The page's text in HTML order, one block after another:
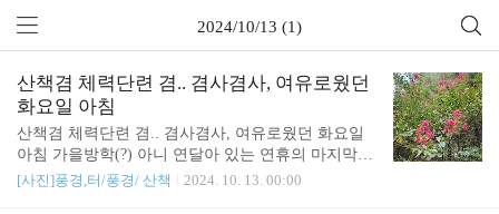
2024/10/13 (1)
산책겸 체력단련 겸.. 겸사겸사, 여유로웠던
화요일 아침
산책겸 체력단련 겸.. 겸사겸사, 여유로웠던 화요일
아침 가을방학(?) 아니 연달아 있는 연휴의 마지막(1
0월 9일)을 앞둔 화요일. 운동겸 산책에 나섰다. 날씨
[사진]풍경,터/풍경/ 산책 2024. 10. 13. 00:00